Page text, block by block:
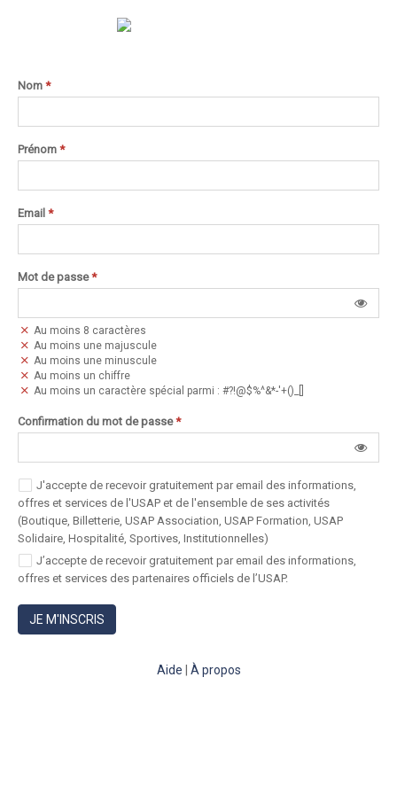
Nom *
Prénom *
Email *
Mot de passe*
Au moins 8 caractères
Au moins une majuscule
Au moins une minuscule
Au moins un chiffre
Au moins un caractère spécial parmi : #?!@$%^&*-'+()_[]
Confirmation du mot de passe*
J'accepte de recevoir gratuitement par email des informations,
offres et services de l'USAP et de l'ensemble de ses activités
(Boutique, Billetterie, USAP Association, USAP Formation, USAP
Solidaire, Hospitalité, Sportives, Institutionnelles)
J’accepte de recevoir gratuitement par email des informations,
offres et services des partenaires officiels de l’USAP.
JE M'INSCRIS
Aide À propos